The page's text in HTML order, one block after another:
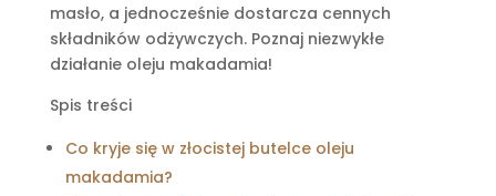
masło, a jednocześnie dostarcza cennych
składników odżywczych. Poznaj niezwykłe
działanie oleju makadamia!
Spis treści
Co kryje się w złocistej butelce oleju
makadamia?